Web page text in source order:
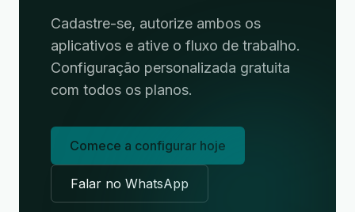
Cadastre-se, autorize ambos os
aplicativos e ative o fluxo de trabalho.
Configuração personalizada gratuita
com todos os planos.
Comece a configurar hoje
Falar no WhatsApp